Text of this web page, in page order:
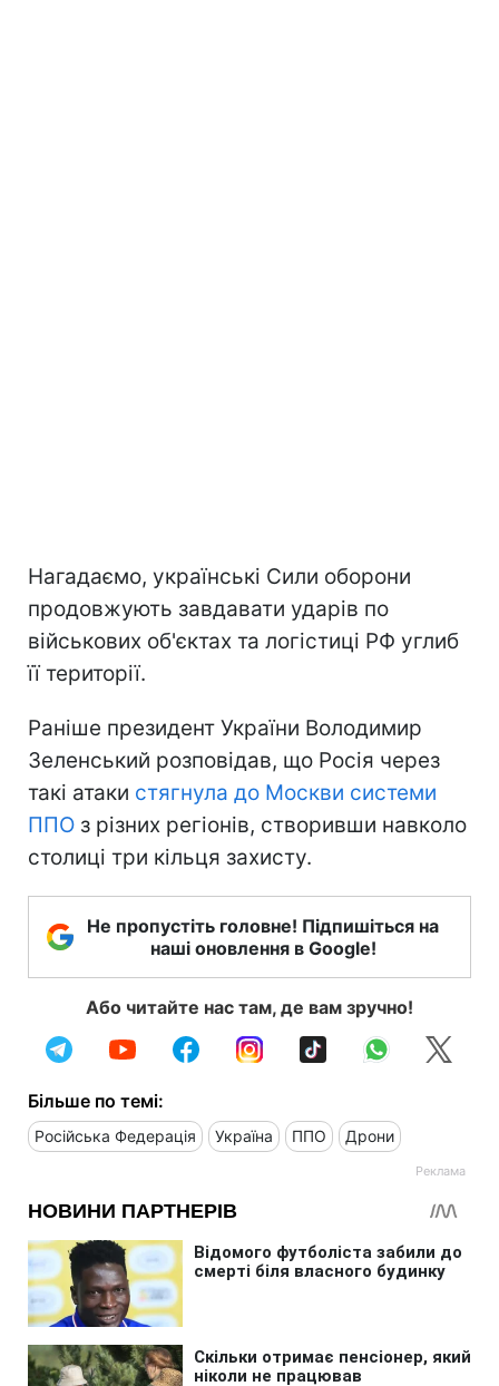
Нагадаємо, українські Сили оборони
продовжують завдавати ударів по
військових об'єктах та логістиці РФ углиб
її території.
Раніше президент України Володимир
Зеленський розповідав, що Росія через
такі атаки стягнула до Москви системи
ППО з різних регіонів, створивши навколо
столиці три кільця захисту.
Не пропустіть головне! Підпишіться на
наші оновлення в Google!
Або читайте нас там, де вам зручно!
Більше по темі:
Російська Федерація Україна ППО Дрони